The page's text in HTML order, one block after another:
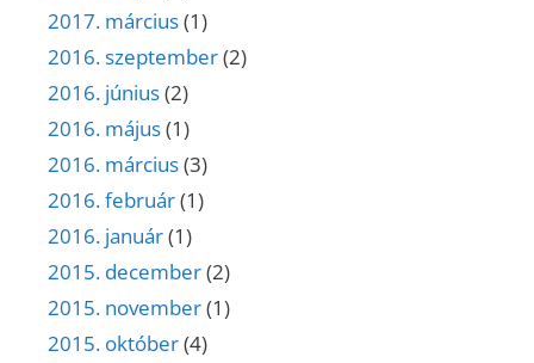
2017. március(1)
2016. szeptember(2)
2016. június(2)
2016. május(1)
2016. március(3)
2016. február(1)
2016. január(1)
2015. december(2)
2015. november(1)
2015. október(4)